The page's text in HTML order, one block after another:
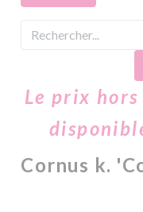
Le prix
Cornus k.